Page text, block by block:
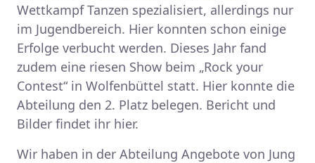
Wettkampf Tanzen spezialisiert, allerdings nur
im Jugendbereich. Hier konnten schon einige
Erfolge verbucht werden. Dieses Jahr fand
zudem eine riesen Show beim „Rock your
Contest“ in Wolfenbüttel statt. Hier konnte die
Abteilung den 2. Platz belegen. Bericht und
Bilder findet ihr hier.
Wir haben in der Abteilung Angebote von Jung